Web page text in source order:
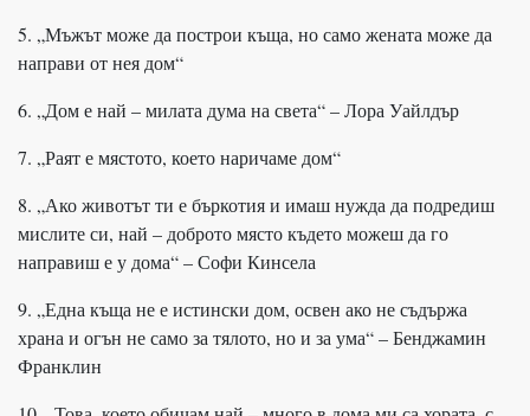
5. „Мъжът може да построи къща, но само жената може да
направи от нея дом“
6. „Дом е най – милата дума на света“ – Лора Уайлдър
7. „Раят е мястото, което наричаме дом“
8. „Ако животът ти е бъркотия и имаш нужда да подредиш
мислите си, най – доброто място където можеш да го
направиш е у дома“ – Софи Кинсела
9. „Една къща не е истински дом, освен ако не съдържа
храна и огън не само за тялото, но и за ума“ – Бенджамин
Франклин